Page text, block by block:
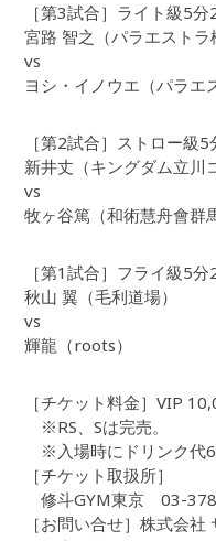
［第3試合］ライト級5分
宮路 智之（パラエストラ
vs
ヨシ・イノウエ（パラ
［第2試合］ストロー級5
新井丈（キングダム立川
vs
牧ヶ谷篤（和術慧舟會群
［第1試合］フライ級5分
秋山 翼（毛利道場）
vs
輝龍（roots）
［チケット料金］VIP
※RS、Sは完売。
※入場時にドリンク代
［チケット取扱所］
修斗GYM東京 03-
［お問い合せ］株式会